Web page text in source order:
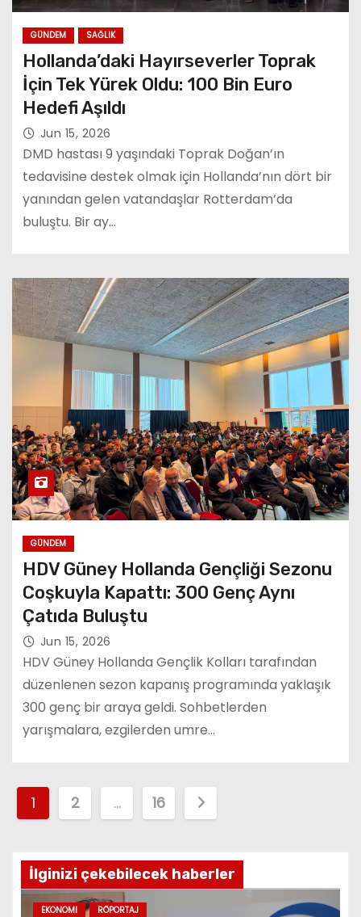
GÜNDEM SAĞLIK
Hollanda’daki Hayırseverler Toprak
İçin Tek Yürek Oldu: 100 Bin Euro
Hedefi Aşıldı
Jun 15, 2026
DMD hastası 9 yaşındaki Toprak Doğan’ın
tedavisine destek olmak için Hollanda’nın dört bir
yanından gelen vatandaşlar Rotterdam’da
buluştu. Bir ay…
GÜNDEM
HDV Güney Hollanda Gençliği Sezonu
Coşkuyla Kapattı: 300 Genç Aynı
Çatıda Buluştu
Jun 15, 2026
HDV Güney Hollanda Gençlik Kolları tarafından
düzenlenen sezon kapanış programında yaklaşık
300 genç bir araya geldi. Sohbetlerden
yarışmalara, ezgilerden umre…
s
t
1 2 … 16
İlginizi çekebilecek haberler
EKONOMI RÖPORTAJ